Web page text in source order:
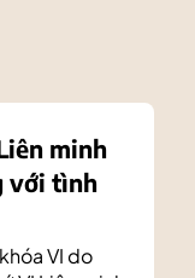
minh
với tình
VI do